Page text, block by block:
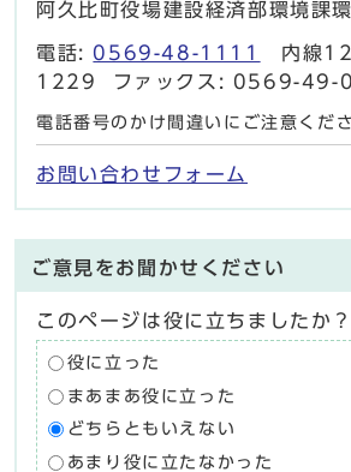
阿久比町役場建設経済部環境課
電話: 0569-48-1111
内線
1229 ファックス: 0569-49-
電話番号のかけ間違いにご注意くださ
お問い合わせフォーム
ご意見をお聞かせください
このページは役に立ちましたか？
役に立った
まあまあ役に立った
どちらともいえない
あまり役に立たなかった